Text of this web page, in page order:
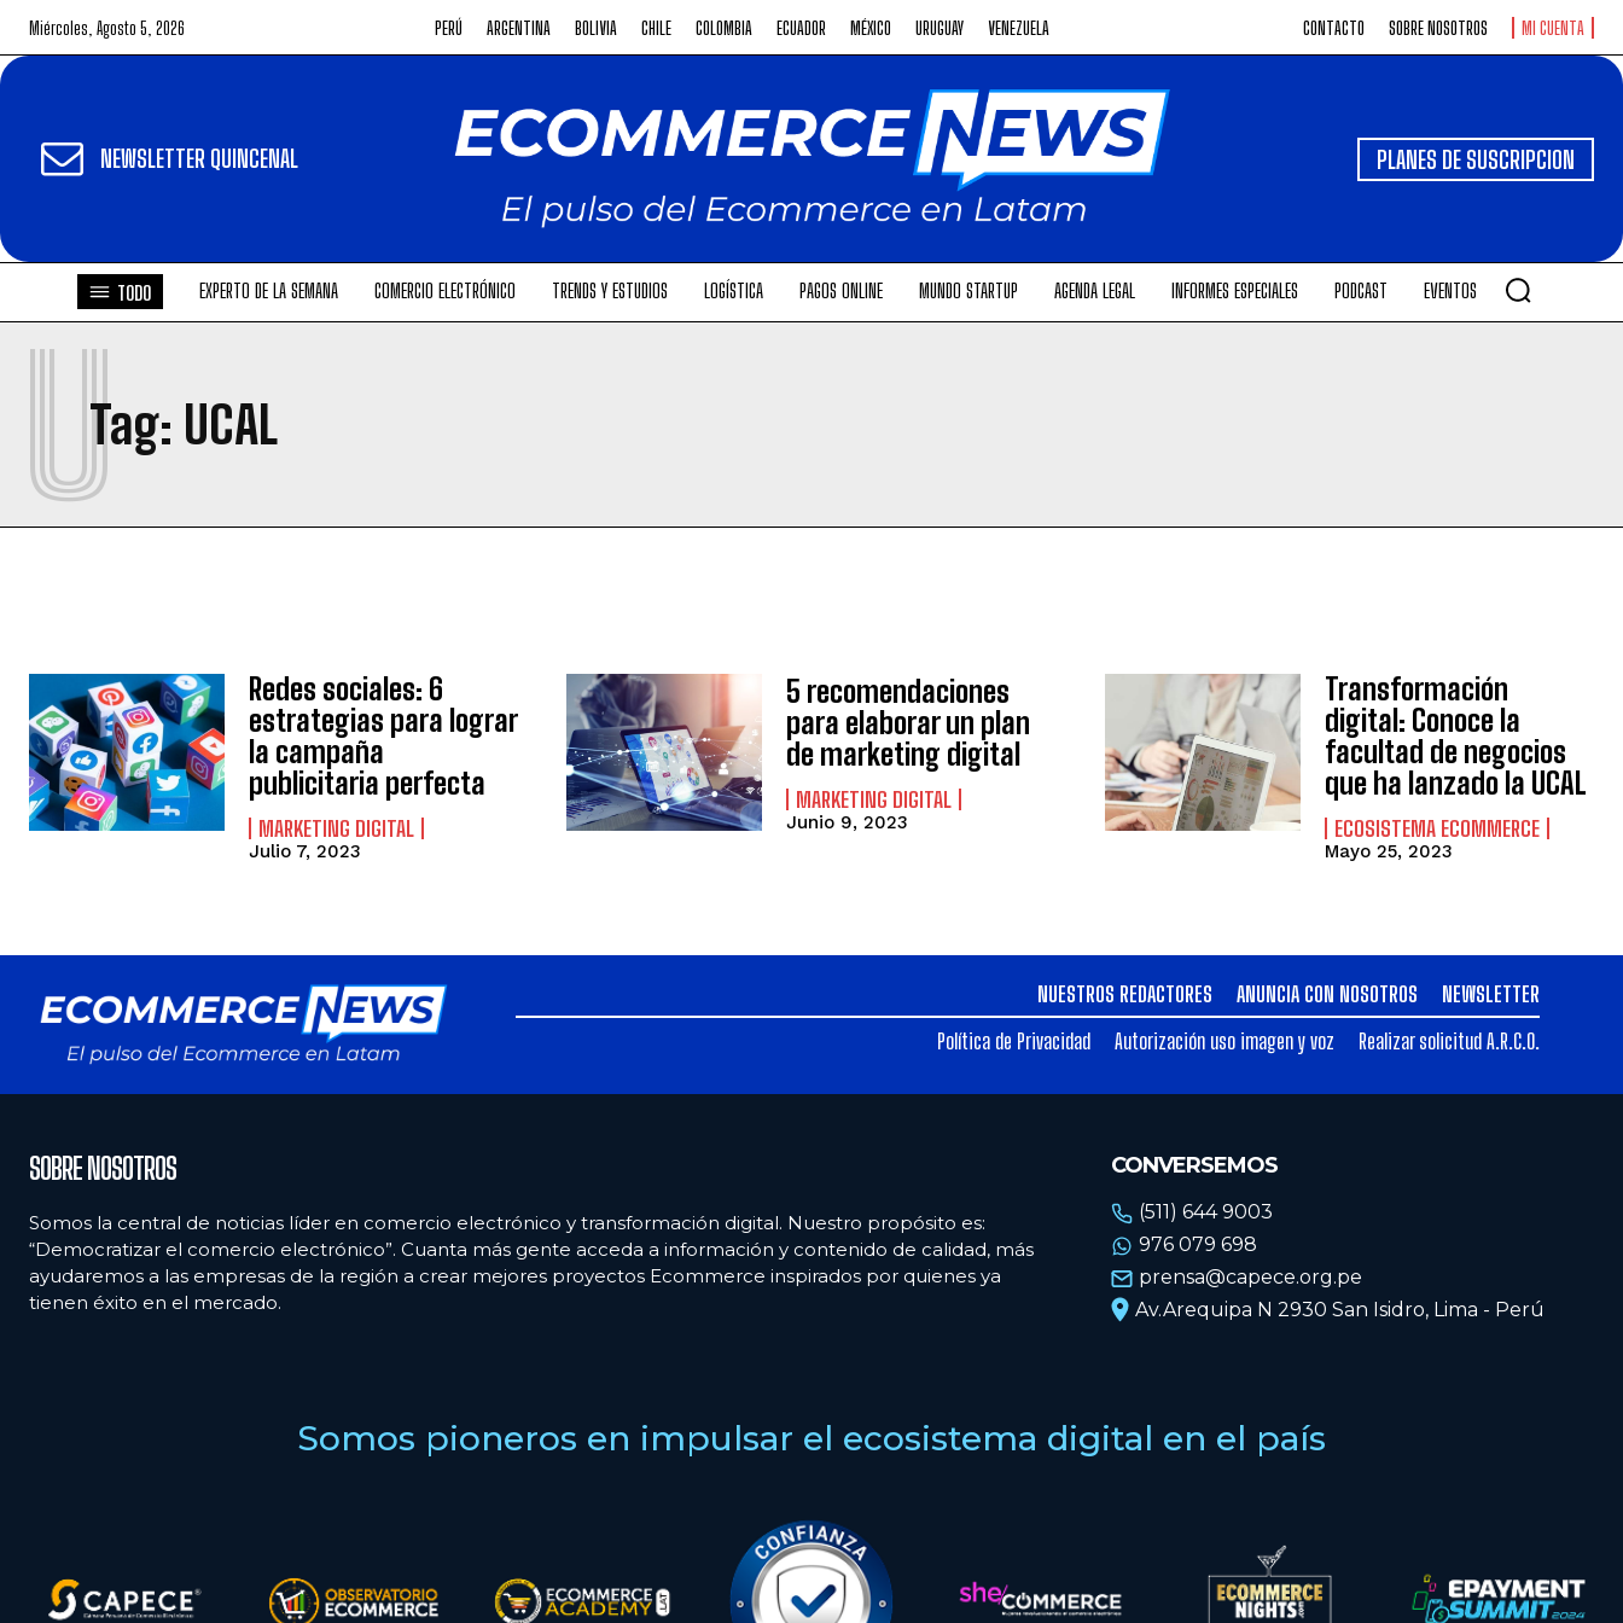
Miércoles, Agosto 5, 2026 PERÚ ARGENTINA BOLIVIA CHILE COLOMBIA ECUADOR MÉXICO URUGUAY VENEZUELA CONTACTO SOBRE NOSOTROS MI CUENTA
NEWSLETTER QUINCENAL PLANES DE SUSCRIPCION
TODO EXPERTO DE LA SEMANA COMERCIO ELECTRÓNICO TRENDS Y ESTUDIOS LOGÍSTICA PAGOS ONLINE MUNDO STARTUP AGENDA LEGAL INFORMES ESPECIALES PODCAST EVENTOS
Tag: UCAL
U
Redes sociales: 6
estrategias para lograr
la campaña
publicitaria perfecta
MARKETING DIGITAL
Julio 7, 2023
5 recomendaciones
para elaborar un plan
de marketing digital
MARKETING DIGITAL
Junio 9, 2023
Transformación
digital: Conoce la
facultad de negocios
que ha lanzado la UCAL
ECOSISTEMA ECOMMERCE
Mayo 25, 2023
NUESTROS REDACTORES ANUNCIA CON NOSOTROS
NEWSLETTER
Política de Privacidad
Autorización uso imagen y voz Realizar solicitud A.R.C.O.
SOBRE NOSOTROS
Somos la central de noticias líder en comercio electrónico y transformación digital. Nuestro propósito es:
“Democratizar el comercio electrónico”. Cuanta más gente acceda a información y contenido de calidad, más
ayudaremos a las empresas de la región a crear mejores proyectos Ecommerce inspirados por quienes ya
tienen éxito en el mercado.
CONVERSEMOS
(511) 644 9003
976 079 698
prensa@capece.org.pe
Av.Arequipa N 2930 San Isidro, Lima - Perú
Somos pioneros en impulsar el ecosistema digital en el país